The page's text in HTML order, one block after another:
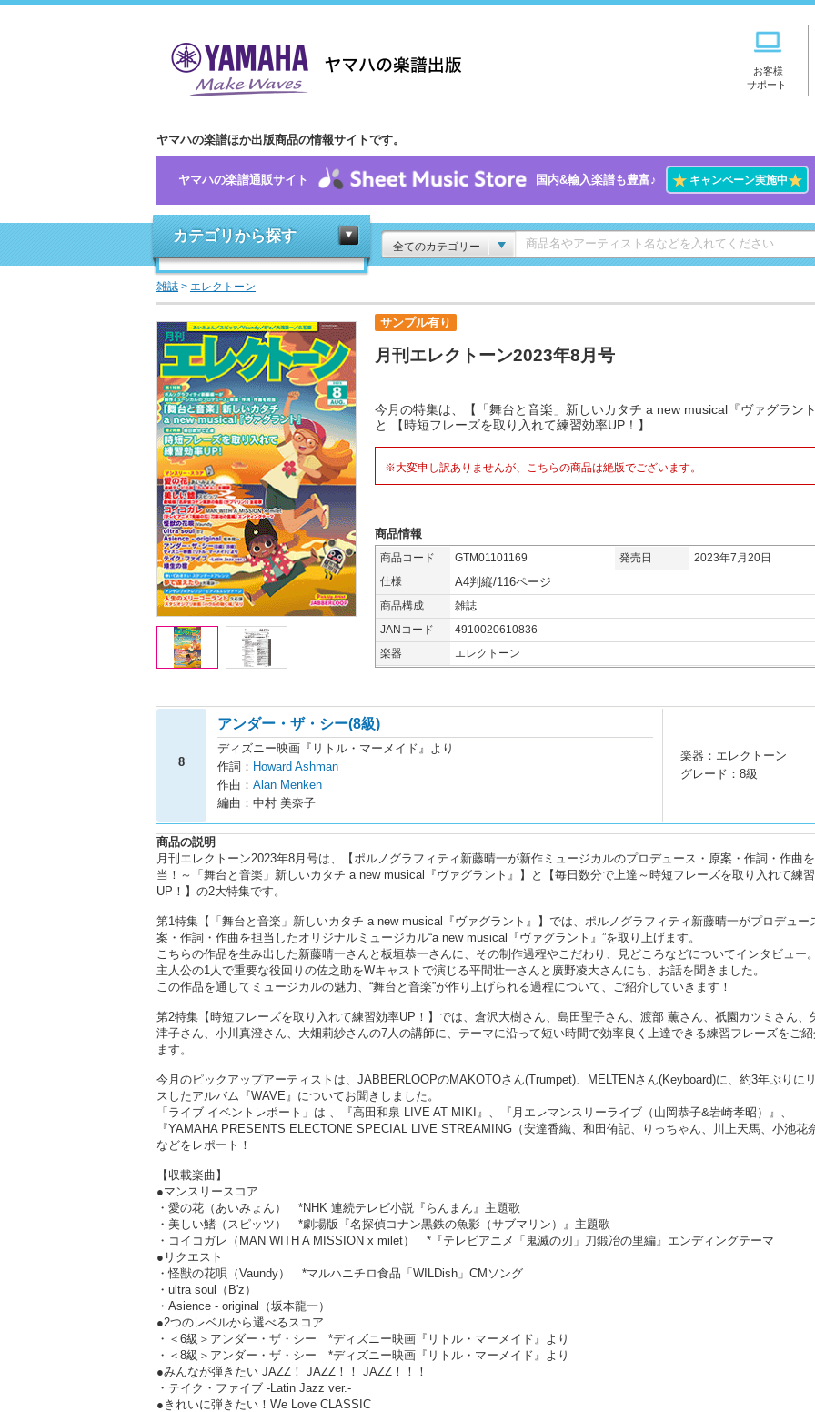
お客様
サポート
ヤマハの楽譜ほか出版商品の情報サイトです。
ヤマハの楽譜通販サイト 国内&輸入楽譜も豊富♪ ★キャンペーン実施中★
カテゴリから探す
全てのカテゴリー
雑誌 > エレクトーン
サンプル有り
月刊エレクトーン2023年8月号
今月の特集は、【「舞台と音楽」新しいカタチ a new musical『ヴァグラン
と 【時短フレーズを取り入れて練習効率UP！】
※大変申し訳ありませんが、こちらの商品は絶版でございます。
商品情報
商品コード GTM01101169 発売日
2023年7月20日
仕様
A4判縦/116ページ
商品構成
雑誌
JANコード
4910020610836
楽器
エレクトーン
8
アンダー・ザ・シー(8級)
ディズニー映画『リトル・マーメイド』より
作詞： Howard Ashman
作曲： Alan Menken
編曲：中村 美奈子
楽器：エレクトーン
グレード：8級
商品の説明
月刊エレクトーン2023年8月号は、【ポルノグラフィティ新藤晴一が新作ミュージカルのプロデュース・原案・作詞・作曲
当！～「舞台と音楽」新しいカタチ a new musical『ヴァグラント』】と【毎日数分で上達～時短フレーズを取り入れて練
UP！】の2大特集です。
第1特集【「舞台と音楽」新しいカタチ a new musical『ヴァグラント』】では、ポルノグラフィティ新藤晴一がプロデュー
案・作詞・作曲を担当したオリジナルミュージカル“a new musical『ヴァグラント』”を取り上げます。
こちらの作品を生み出した新藤晴一さんと板垣恭一さんに、その制作過程やこだわり、見どころなどについてインタビュー
主人公の1人で重要な役回りの佐之助をWキャストで演じる平間壮一さんと廣野凌大さんにも、お話を聞きました。
この作品を通してミュージカルの魅力、“舞台と音楽”が作り上げられる過程について、ご紹介していきます！
第2特集【時短フレーズを取り入れて練習効率UP！】では、倉沢大樹さん、島田聖子さん、渡部 薫さん、祇園カツミさん、
津子さん、小川真澄さん、大畑莉紗さんの7人の講師に、テーマに沿って短い時間で効率良く上達できる練習フレーズをご
ます。
今月のピックアップアーティストは、JABBERLOOPのMAKOTOさん(Trumpet)、MELTENさん(Keyboard)に、約3年ぶりに
スしたアルバム『WAVE』についてお聞きしました。
「ライブ イベントレポート」は 、『高田和泉 LIVE AT MIKI』、『月エレマンスリーライブ（山岡恭子&岩崎孝昭）』、
『YAMAHA PRESENTS ELECTONE SPECIAL LIVE STREAMING（安達香織、和田侑記、りっちゃん、川上天馬、小池花
などをレポート！
【収載楽曲】
●マンスリースコア
・愛の花（あいみょん） *NHK 連続テレビ小説『らんまん』主題歌
・美しい鰭（スピッツ） *劇場版『名探偵コナン黒鉄の魚影（サブマリン）』主題歌
・コイコガレ（MAN WITH A MISSION x milet） *『テレビアニメ「鬼滅の刃」刀鍛冶の里編』エンディングテーマ
●リクエスト
・怪獣の花唄（Vaundy） *マルハニチロ食品「WILDish」CMソング
・ultra soul（B'z）
・Asience - original（坂本龍一）
●2つのレベルから選べるスコア
・＜6級＞アンダー・ザ・シー *ディズニー映画『リトル・マーメイド』より
・＜8級＞アンダー・ザ・シー *ディズニー映画『リトル・マーメイド』より
●みんなが弾きたい JAZZ！ JAZZ！！ JAZZ！！！
・テイク・ファイブ -Latin Jazz ver.-
●きれいに弾きたい！We Love CLASSIC